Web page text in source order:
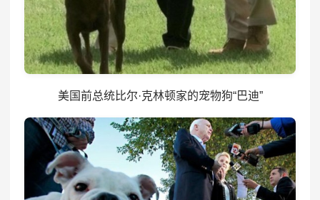
美国前总统比尔·克林顿家的宠物狗“巴迪”